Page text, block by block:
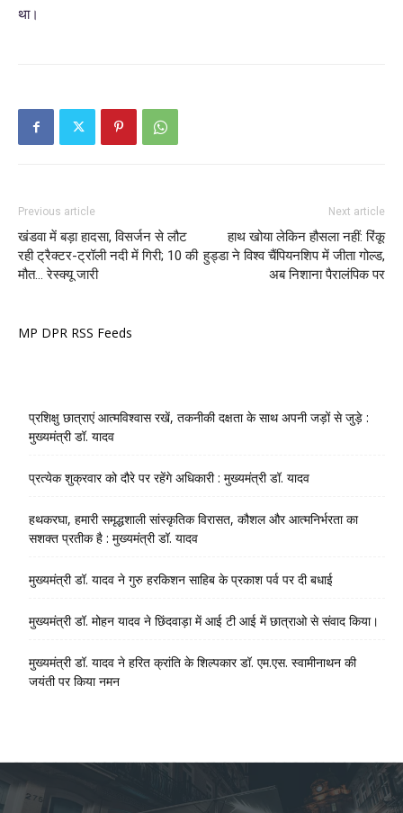
था।
Previous article
खंडवा में बड़ा हादसा, विसर्जन से लौट
रही ट्रैक्टर-ट्रॉली नदी में गिरी; 10 की
मौत… रेस्क्यू जारी
Next article
हाथ खोया लेकिन हौसला नहीं: रिंकू
हुड्डा ने विश्व चैंपियनशिप में जीता गोल्ड,
अब निशाना पैरालंपिक पर
MP DPR RSS Feeds
प्रशिक्षु छात्राएं आत्मविश्वास रखें, तकनीकी दक्षता के साथ अपनी जड़ों से जुड़े :
मुख्यमंत्री डॉ. यादव
प्रत्येक शुक्रवार को दौरे पर रहेंगे अधिकारी : मुख्यमंत्री डॉ. यादव
हथकरघा, हमारी समृद्धशाली सांस्कृतिक विरासत, कौशल और आत्मनिर्भरता का
सशक्त प्रतीक है : मुख्यमंत्री डॉ. यादव
मुख्यमंत्री डॉ. यादव ने गुरु हरकिशन साहिब के प्रकाश पर्व पर दी बधाई
मुख्यमंत्री डॉ. मोहन यादव ने छिंदवाड़ा में आई टी आई में छात्राओ से संवाद किया।
मुख्यमंत्री डॉ. यादव ने हरित क्रांति के शिल्पकार डॉ. एम.एस. स्वामीनाथन की
जयंती पर किया नमन